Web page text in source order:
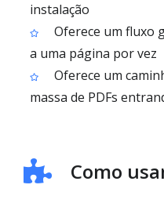
instalação
Oferece um fluxo
a uma página por vez
Oferece um
massa de PDFs
Como